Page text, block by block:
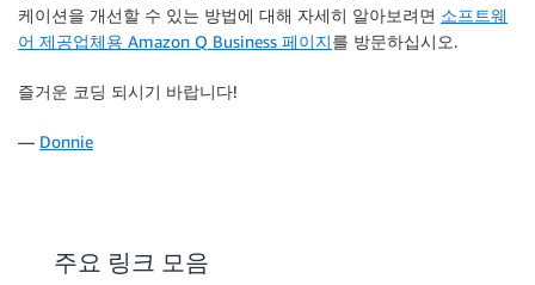
케이션을 개선할 수 있는 방법에 대해 자세히 알아보려면 소프트웨
어 제공업체용 Amazon Q Business 페이지를 방문하십시오.
즐거운 코딩 되시기 바랍니다!
— Donnie
주요 링크 모음